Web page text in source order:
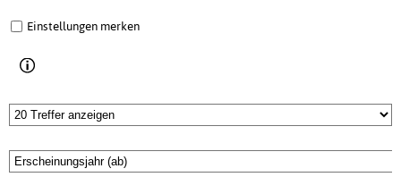
Einstellungen merken